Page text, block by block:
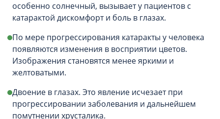
особенно солнечный, вызывает у пациентов с
катарактой дискомфорт и боль в глазах.
По мере прогрессирования катаракты у человека
появляются изменения в восприятии цветов.
Изображения становятся менее яркими и
желтоватыми.
Двоение в глазах. Это явление исчезает при
прогрессировании заболевания и дальнейшем
помутнении хрусталика.